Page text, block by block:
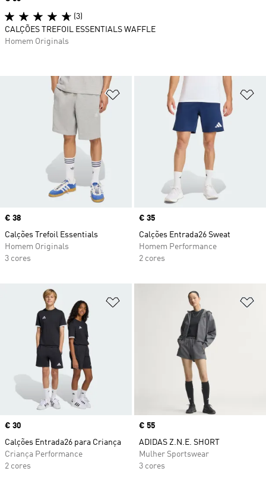
Adicionar à Lista de Desejos
Price
€ 38
Calções Trefoil Essentials
Homem Originals
3 cores
Price
€ 35
Calções Entrada26 Sweat
Homem Performance
2 cores
Adicionar à Lista de Desejos
Price
€ 30
Calções Entrada26 para Criança
Criança Performance
2 cores
Price
€ 55
ADIDAS Z.N.E. SHORT
Mulher Sportswear
3 cores
(3)
CALÇÕES TREFOIL ESSENTIALS WAFFLE
Homem Originals